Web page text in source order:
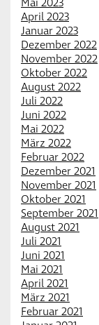
Mai 2023
April 2023
Januar 2023
Dezember 2022
November 2022
Oktober 2022
August 2022
Juli 2022
Juni 2022
Mai 2022
März 2022
Februar 2022
Dezember 2021
November 2021
Oktober 2021
September 2021
August 2021
Juli 2021
Juni 2021
Mai 2021
April 2021
März 2021
Februar 2021